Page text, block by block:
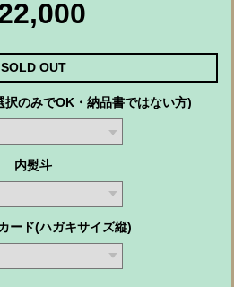
SOLD OUT
択のみでOK・納品書ではない方)
内熨斗
ード(ハガキサイズ縦)